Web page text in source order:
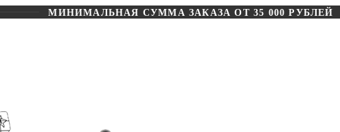
МИНИМАЛЬНАЯ СУММА ЗАКАЗА ОТ 35 000 РУБЛЕЙ